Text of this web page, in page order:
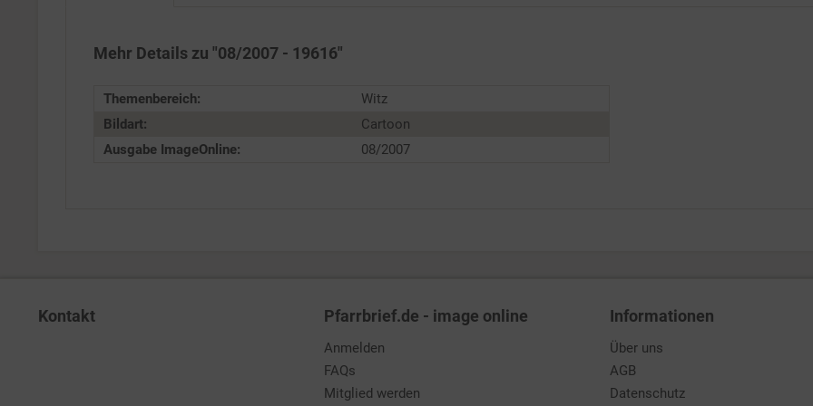
Mehr Details zu "08/2007 - 19616"
Themenbereich:
Witz
Bildart:
Cartoon
Ausgabe ImageOnline:
08/2007
Kontakt Pfarrbrief.de - image online
Anmelden
FAQs
Mitglied werden
Informationen
Über uns
AGB
Datenschutz
Service